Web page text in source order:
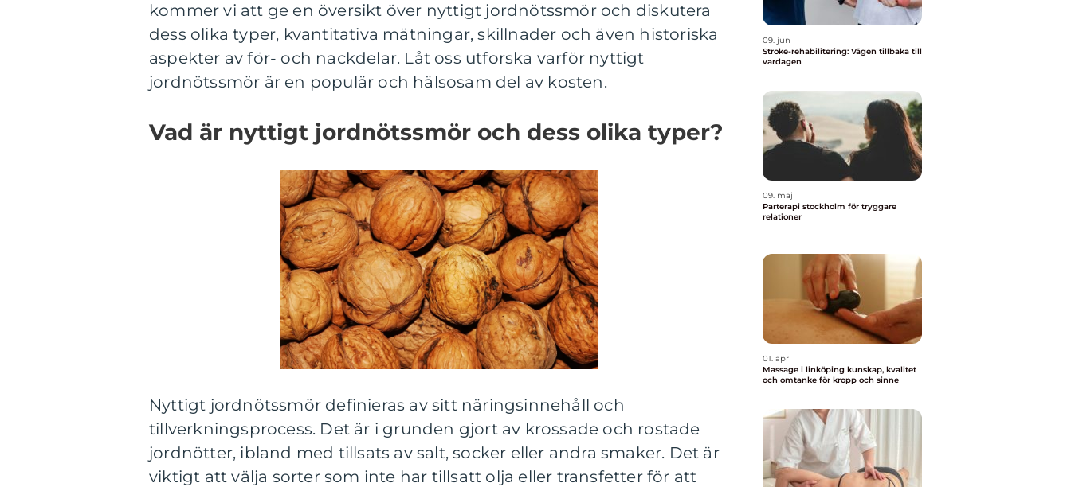
kommer vi att ge en översikt över nyttigt jordnötssmör och diskutera
dess olika typer, kvantitativa mätningar, skillnader och även historiska
aspekter av för- och nackdelar. Låt oss utforska varför nyttigt
jordnötssmör är en populär och hälsosam del av kosten.
Vad är nyttigt jordnötssmör och dess olika typer?
Nyttigt jordnötssmör definieras av sitt näringsinnehåll och
tillverkningsprocess. Det är i grunden gjort av krossade och rostade
jordnötter, ibland med tillsats av salt, socker eller andra smaker. Det är
viktigt att välja sorter som inte har tillsatt olja eller transfetter för att
09. jun
Stroke-rehabilitering: Vägen tillbaka till
vardagen
09. maj
Parterapi stockholm för tryggare
relationer
01. apr
Massage i linköping kunskap, kvalitet
och omtanke för kropp och sinne